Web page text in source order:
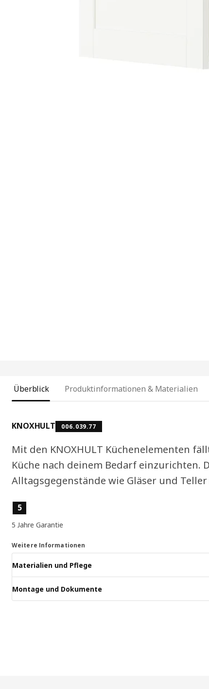
Überblick Produktinformationen & Materialien
KNOXHULT 006.039.77
Mit den KNOXHULT Küchenelementen
Küche nach deinem Bedarf einzurichten.
Alltagsgegenstände wie Gläser und Teller
Produktmerkmale
5
5 Jahre Garantie
Weitere Informationen
Materialien und Pflege
Montage und Dokumente